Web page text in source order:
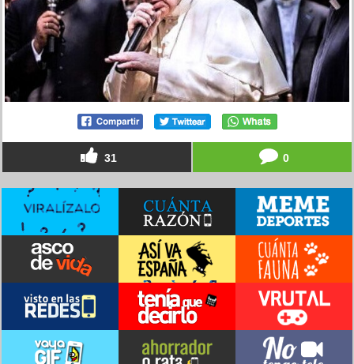
31 0
La barbacoa perfecta
dodoazulel 26 ago 2022, 11:20
0
Pocas torturas peores que ésta se me ocurren
por123daleel 24 ago 2022, 23:02